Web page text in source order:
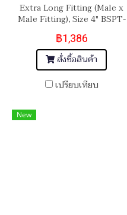
Extra Long Fitting (Male x
Male Fitting), Size 4" BSPT-
11 Length 8"
฿1,386
สั่งซื้อสินค้า
เปรียบเทียบ
New